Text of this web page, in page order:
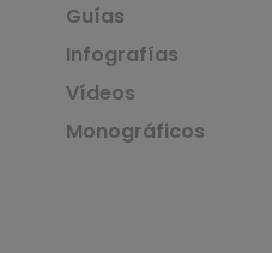
Guías
Infografías
Vídeos
Monográficos